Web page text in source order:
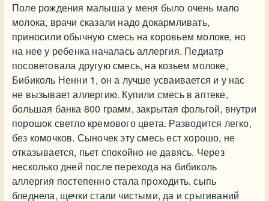
Поле рождения малыша у меня было очень мало
молока, врачи сказали надо докармливать,
приносили обычную смесь на коровьем молоке, но
на нее у ребенка началась аллергия. Педиатр
посоветовала другую смесь, на козьем молоке,
Бибиколь Ненни 1, он а лучше усваивается и у нас
не вызывает аллергию. Купили смесь в аптеке,
большая банка 800 грамм, закрытая фольгой, внутри
порошок светло кремового цвета. Разводится легко,
без комочков. Сыночек эту смесь ест хорошо, не
отказывается, пьет спокойно не давясь. Через
несколько дней после перехода на бибиколь
аллергия постепенно стала проходить, сыпь
бледнела, щечки стали чистыми, да и срыгиваний